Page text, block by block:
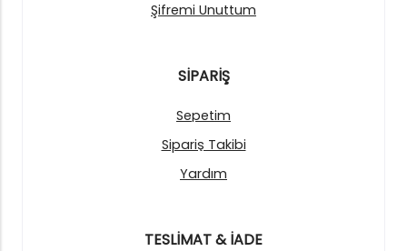
Şifremi Unuttum
SİPARİŞ
Sepetim
Sipariş Takibi
Yardım
TESLİMAT & İADE